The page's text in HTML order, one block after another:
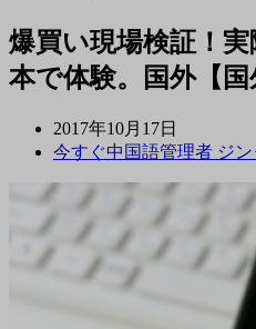
爆買い現場検証！
本で体験。国外【国
2017年10月17日
今すぐ中国語管理者 ジン